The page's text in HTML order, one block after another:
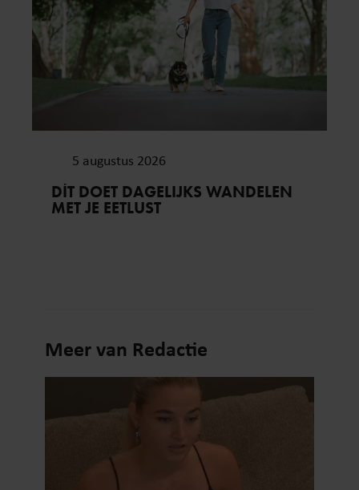
5 augustus 2026
DÍT DOET DAGELIJKS WANDELEN
MET JE EETLUST
Meer van Redactie